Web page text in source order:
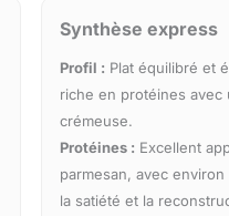
Synthèse express
Profil : Plat équilibré et
riche en protéines avec
crémeuse.
Protéines : Excellent
parmesan, avec
la satiété et la